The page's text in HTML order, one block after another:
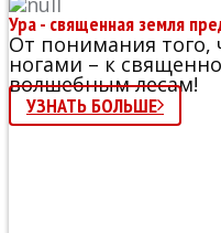
Ура - священная земля
От понимания того,
ногами – к
волшебным лесам!
УЗНАТЬ БОЛЬШЕ